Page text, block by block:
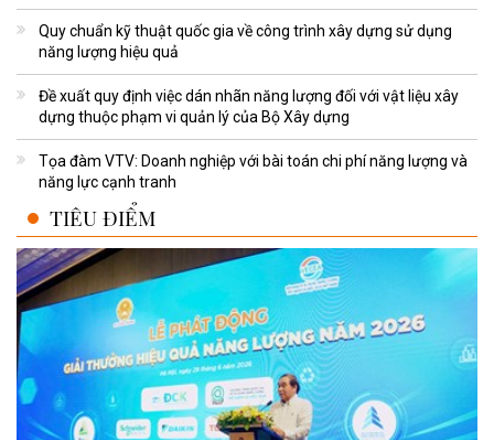
Quy chuẩn kỹ thuật quốc gia về công trình xây dựng sử dụng
năng lượng hiệu quả
Đề xuất quy định việc dán nhãn năng lượng đối với vật liệu xây
dựng thuộc phạm vi quản lý của Bộ Xây dựng
Tọa đàm VTV: Doanh nghiệp với bài toán chi phí năng lượng và
năng lực cạnh tranh
TIÊU ĐIỂM